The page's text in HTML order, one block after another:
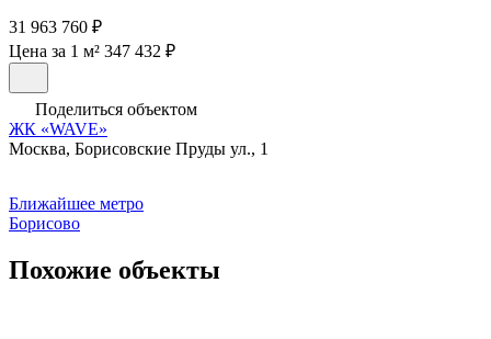
31 963 760 ₽
Цена за 1 м² 347 432 ₽
Поделиться объектом
ЖК «WAVE»
Москва, Борисовские Пруды ул., 1
Ближайшее метро
Борисово
Похожие объекты